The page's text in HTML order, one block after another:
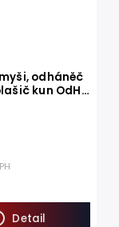
odháněč
kun OdH1
Detail